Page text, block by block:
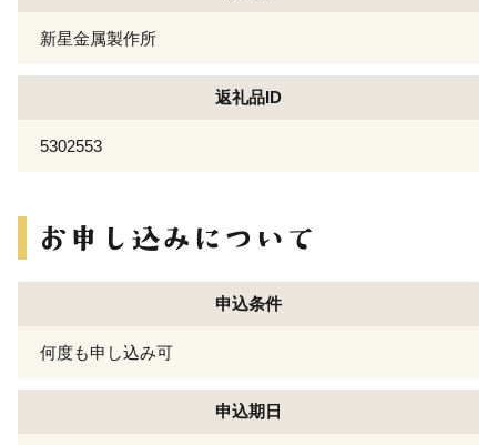
新星金属製作所
返礼品ID
5302553
申込条件
何度も申し込み可
申込期日